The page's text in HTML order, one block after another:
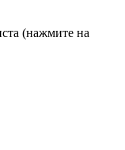
(нажмите на